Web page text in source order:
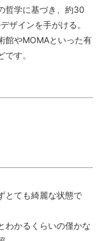
哲学に基づき、約30
ザインを手がける。
館やMOMAといった有
す。
とても綺麗な状態で
わかるくらいの僅かな